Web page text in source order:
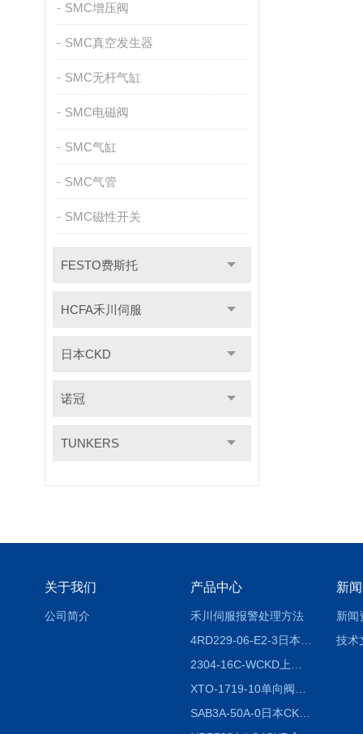
SMC增压阀
SMC真空发生器
SMC无杆气缸
SMC电磁阀
SMC气缸
SMC气管
SMC磁性开关
FESTO费斯托
HCFA禾川伺服
日本CKD
诺冠
TUNKERS
关于我们
公司简介
产品中心
禾川伺服报警处理方法
SAB3A-50A-0日本CKD全国授权代理
新
新闻
技术